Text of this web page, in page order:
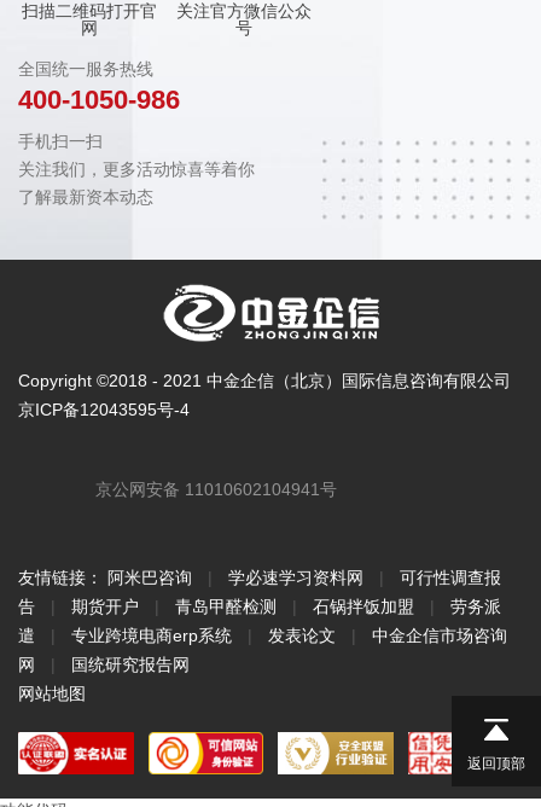
扫描二维码打开官
网
关注官方微信公众
号
全国统一服务热线
400-1050-986
手机扫一扫
关注我们，更多活动惊喜等着你
了解最新资本动态
Copyright ©2018 - 2021 中金企信（北京）国际信息咨询有限公司
京ICP备12043595号-4
京公网安备 11010602104941号
友情链接： 阿米巴咨询 | 学必速学习资料网 |
可行性调查报
告
| 期货开户 | 青岛甲醛检测 | 石锅拌饭加盟 |
劳务派
遣
| 专业跨境电商erp系统 | 发表论文 |
中金企信市场咨询
网
|
国统研究报告网
网站地图
返回顶部